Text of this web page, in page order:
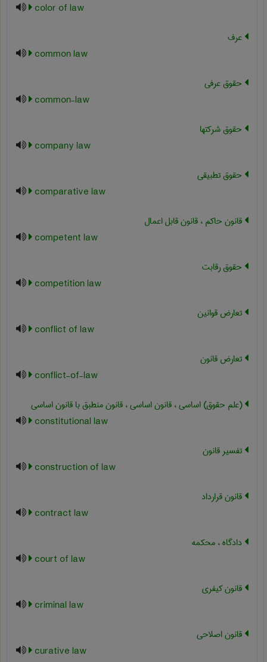
color of law
عرف
common law
حقوق عرفی
common-law
حقوق شرکتها
company law
حقوق تطبیقی
comparative law
قانون حاکم ، قانون قابل اعمال
competent law
حقوق رقابت
competition law
تعارض قوانین
conflict of law
تعارض قانون
conflict-of-law
(علم حقوق) اساسی ، قانون اساسی ، قانون منطبق با قانون اساسی
constitutional law
تفسیر قانون
construction of law
قانون قرارداد
contract law
دادگاه ، محکمه
court of law
قانون کیفری
criminal law
قانون اصلاحی
curative law